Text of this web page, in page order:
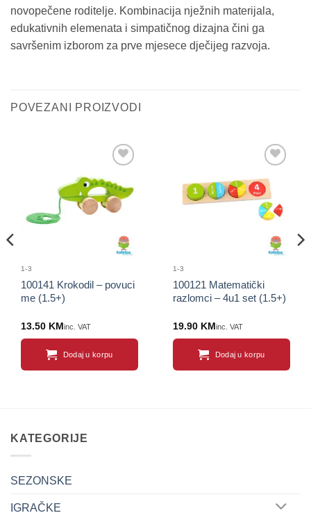
novopečene roditelje. Kombinacija nježnih materijala,
edukativnih elemenata i simpatičnog dizajna čini ga
savršenim izborom za prve mjesece dječijeg razvoja.
POVEZANI PROIZVODI
proizvod
1-3
100141 Krokodil – povuci
me (1.5+)
13.50 KM inc. VAT
Dodaj u korpu
proizvod
1-3
100121 Matematički
razlomci – 4u1 set (1.5+)
19.90 KM inc. VAT
Dodaj u korpu
KATEGORIJE
SEZONSKE
IGRAČKE